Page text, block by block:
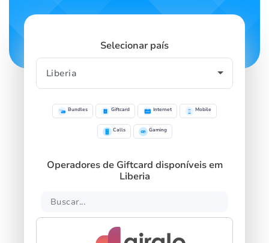
Selecionar país
Bundles Giftcard Internet Mobile
Calls Gaming
Operadores de Giftcard disponíveis em
Liberia